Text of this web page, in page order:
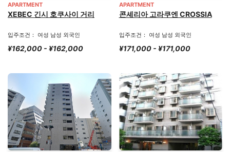
APARTMENT
XEBEC 긴시 호쿠사이 거리
입주조건： 여성 남성 외국인
¥162,000 - ¥162,000
APARTMENT
콘셰리아 고라쿠엔 CROSSIA
입주조건： 여성 남성 외국인
¥171,000 - ¥171,000